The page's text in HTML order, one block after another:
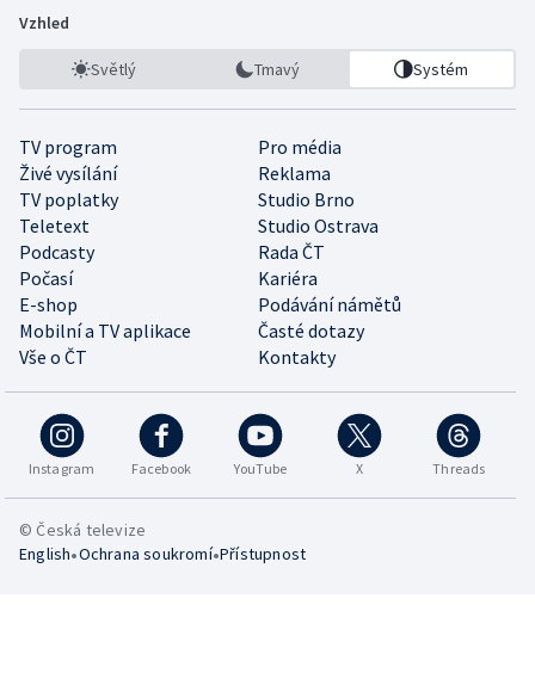
Vzhled
Světlý Tmavý Systém
TV program
Pro média
Živé vysílání
Reklama
TV poplatky
Studio Brno
Teletext
Studio Ostrava
Podcasty
Rada ČT
Počasí
Kariéra
E-shop
Podávání námětů
Mobilní a TV aplikace
Časté dotazy
Vše o ČT
Kontakty
Instagram Facebook YouTube X Threads
© Česká televize
English•Ochrana soukromí•Přístupnost